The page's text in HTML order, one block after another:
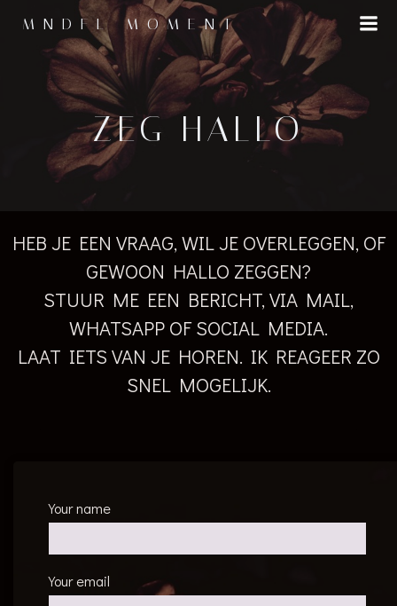
Naar
de
inhoud
springen
MNDFL MOMENT
ZEG HALLO
HEB JE EEN VRAAG, WIL JE OVERLEGGEN, OF
GEWOON HALLO ZEGGEN?
STUUR ME EEN BERICHT, VIA MAIL,
WHATSAPP OF SOCIAL MEDIA.
LAAT IETS VAN JE HOREN. IK REAGEER ZO
SNEL MOGELIJK.
Your name
Your email